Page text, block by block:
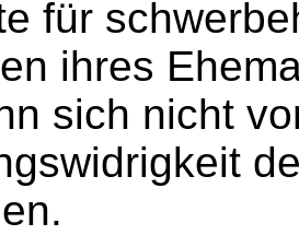
für
ihres
sich nicht